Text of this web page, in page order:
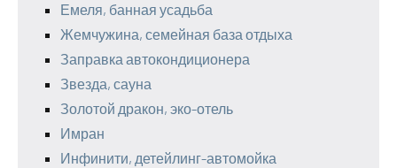
Емеля, банная усадьба
Жемчужина, семейная база отдыха
Заправка автокондиционера
Звезда, сауна
Золотой дракон, эко-отель
Имран
Инфинити, детейлинг-автомойка